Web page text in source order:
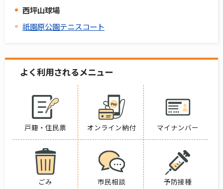
西坪山球場
祇園原公園テニスコート
よく利用されるメニュー
戸籍・住民票 オンライン納付 マイナンバー
ごみ 市民相談 予防接種